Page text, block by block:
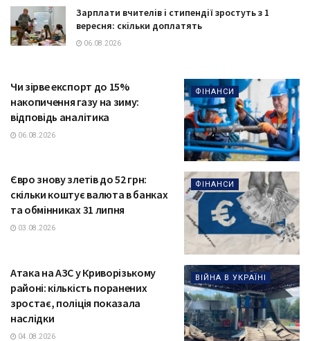
Зарплати вчителів і стипендії зростуть з 1
вересня: скільки доплатять
06.08.2026
ФІНАНСИ
Чи зірве експорт до 15%
накопичення газу на зиму:
відповідь аналітика
06.08.2026
ФІНАНСИ
Євро знову злетів до 52 грн:
скільки коштує валюта в банках
та обмінниках 31 липня
03.08.2026
ВІЙНА В УКРАЇНІ
Атака на АЗС у Криворізькому
районі: кількість поранених
зростає, поліція показала
наслідки
04.08.2026